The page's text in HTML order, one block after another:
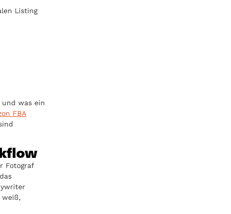
Listing
was ein
FBA
Fotograf
weiß,